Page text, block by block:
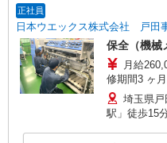
正社員
日本ウエックス株式会社 戸田
保全（機械
月給
修期間3 ヶ月
埼玉県戸
駅」徒歩15